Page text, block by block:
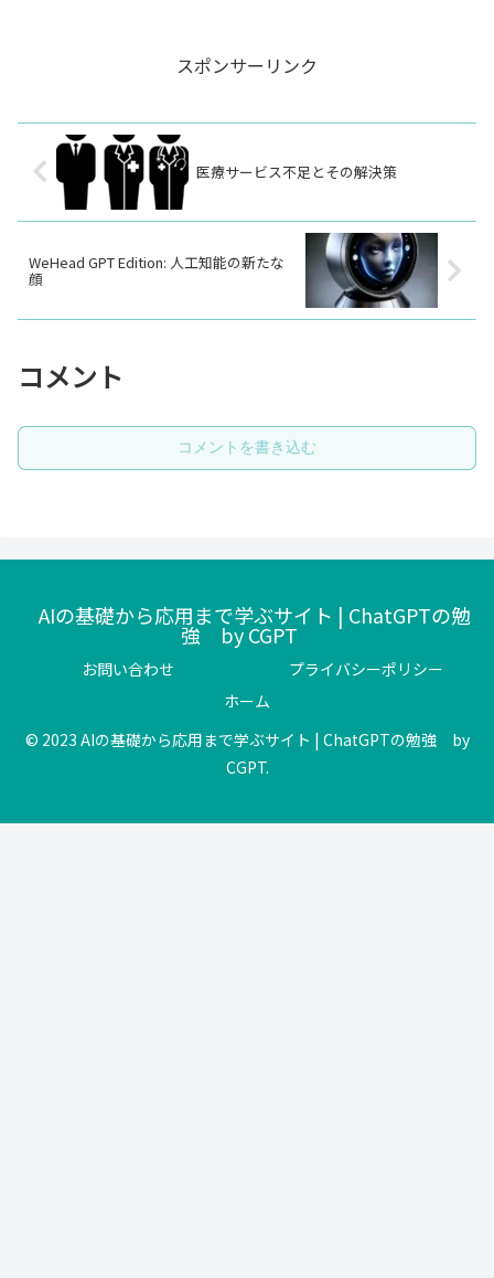
スポンサーリンク
医療サービス不足とその解決策
WeHead GPT Edition: 人工知能の新たな
顔
コメント
コメントを書き込む
AIの基礎から応用まで学ぶサイト | ChatGPTの勉
強 by CGPT
お問い合わせ
プライバシーポリシー
ホーム
© 2023 AIの基礎から応用まで学ぶサイト | ChatGPTの勉強 by
CGPT.